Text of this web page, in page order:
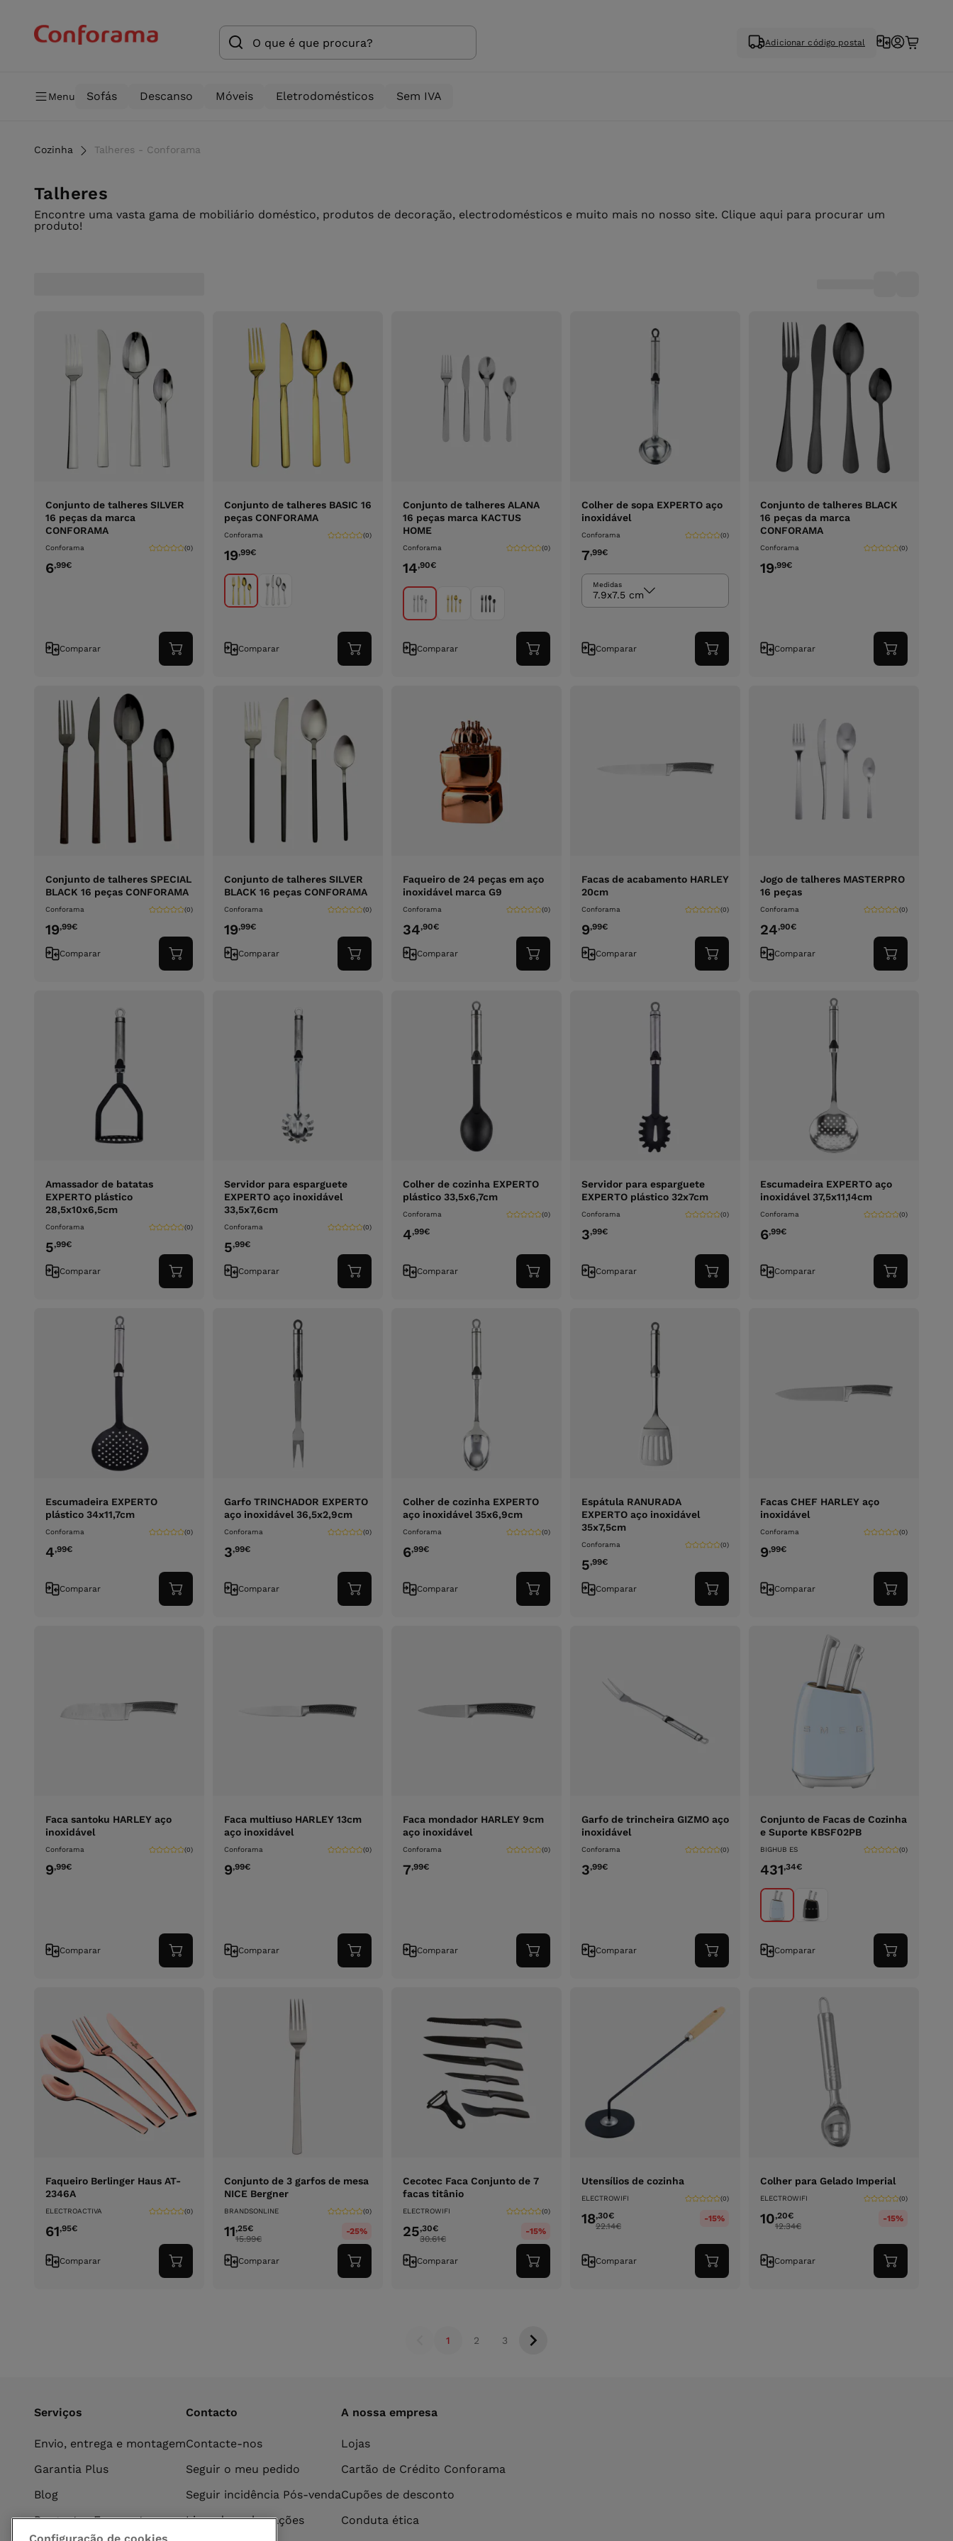
Adicionar código postal
Menu Sofás Descanso Móveis Eletrodomésticos Sem IVA
Cozinha Talheres - Conforama
Talheres
Encontre uma vasta gama de mobiliário doméstico, produtos de decoração, electrodomésticos e muito mais no nosso site. Clique aqui para procurar um
produto!
Conjunto de talheres SILVER
16 peças da marca
CONFORAMA
Conforama (0)
6,99€
Comparar
Adicionar
ao
Conjunto de talheres BASIC 16
peças CONFORAMA
Conforama (0)
19,99€
Comparar
Adicionar
ao
Conjunto de talheres ALANA
16 peças marca KACTUS
HOME
Conforama (0)
14,90€
Comparar
Adicionar
ao
Colher de sopa EXPERTO aço
inoxidável
Conforama (0)
7,99€
Medidas
7.9x7.5 cm
Comparar
Adicionar
ao
Conjunto de talheres BLACK
16 peças da marca
CONFORAMA
Conforama (0)
19,99€
Comparar
Adicionar
ao
Conjunto de talheres SPECIAL
BLACK 16 peças CONFORAMA
Conforama (0)
19,99€
Comparar
Adicionar
ao
Conjunto de talheres SILVER
BLACK 16 peças CONFORAMA
Conforama (0)
19,99€
Comparar
Adicionar
ao
Faqueiro de 24 peças em aço
inoxidável marca G9
Conforama (0)
34,90€
Comparar
Adicionar
ao
Facas de acabamento HARLEY
20cm
Conforama (0)
9,99€
Comparar
Adicionar
ao
Jogo de talheres MASTERPRO
16 peças
Conforama (0)
24,90€
Comparar
Adicionar
ao
Amassador de batatas
EXPERTO plástico
28,5x10x6,5cm
Conforama (0)
5,99€
Comparar
Adicionar
ao
Servidor para esparguete
EXPERTO aço inoxidável
33,5x7,6cm
Conforama (0)
5,99€
Comparar
Adicionar
ao
Colher de cozinha EXPERTO
plástico 33,5x6,7cm
Conforama (0)
4,99€
Comparar
Adicionar
ao
Servidor para esparguete
EXPERTO plástico 32x7cm
Conforama (0)
3,99€
Comparar
Adicionar
ao
Escumadeira EXPERTO aço
inoxidável 37,5x11,14cm
Conforama (0)
6,99€
Comparar
Adicionar
ao
Escumadeira EXPERTO
plástico 34x11,7cm
Conforama (0)
4,99€
Comparar
Adicionar
ao
Garfo TRINCHADOR EXPERTO
aço inoxidável 36,5x2,9cm
Conforama (0)
3,99€
Comparar
Adicionar
ao
Colher de cozinha EXPERTO
aço inoxidável 35x6,9cm
Conforama (0)
6,99€
Comparar
Adicionar
ao
Espátula RANURADA
EXPERTO aço inoxidável
35x7,5cm
Conforama (0)
5,99€
Comparar
Adicionar
ao
Facas CHEF HARLEY aço
inoxidável
Conforama (0)
9,99€
Comparar
Adicionar
ao
Faca santoku HARLEY aço
inoxidável
Conforama (0)
9,99€
Comparar
Adicionar
ao
Faca multiuso HARLEY 13cm
aço inoxidável
Conforama (0)
9,99€
Comparar
Adicionar
ao
Faca mondador HARLEY 9cm
aço inoxidável
Conforama (0)
7,99€
Comparar
Adicionar
ao
Garfo de trincheira GIZMO aço
inoxidável
Conforama (0)
3,99€
Comparar
Adicionar
ao
Conjunto de Facas de Cozinha
e Suporte KBSF02PB
BIGHUB ES (0)
431,34€
Comparar
Adicionar
ao
Faqueiro Berlinger Haus AT-
2346A
ELECTROACTIVA (0)
61,95€
Comparar
Adicionar
ao
Conjunto de 3 garfos de mesa
NICE Bergner
BRANDSONLINE (0)
11,25€
15.99€
-25%
Comparar
Adicionar
ao
Cecotec Faca Conjunto de 7
facas titânio
ELECTROWIFI (0)
25,30€
30.61€
-15%
Comparar
Adicionar
ao
Utensílios de cozinha
ELECTROWIFI (0)
18,30€
22.14€
-15%
Comparar
Adicionar
ao
Colher para Gelado Imperial
ELECTROWIFI (0)
10,20€
12.34€
-15%
Comparar
Adicionar
ao
1 2 3
Serviços
Envio, entrega e montagem
Garantia Plus
Blog
Perguntas Frequentes
Contacto
Contacte-nos
Seguir o meu pedido
Seguir incidência Pós-venda
Livro de reclamações
A nossa empresa
Lojas
Cartão de Crédito Conforama
Cupões de desconto
Conduta ética